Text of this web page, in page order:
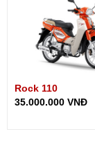
Rock 110
35.000.000 VNĐ